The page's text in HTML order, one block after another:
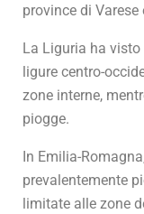
province di Varese
La Liguria ha visto
ligure centro-
zone interne,
piogge.
In Emilia-
prevalentemente
limitate alle zone